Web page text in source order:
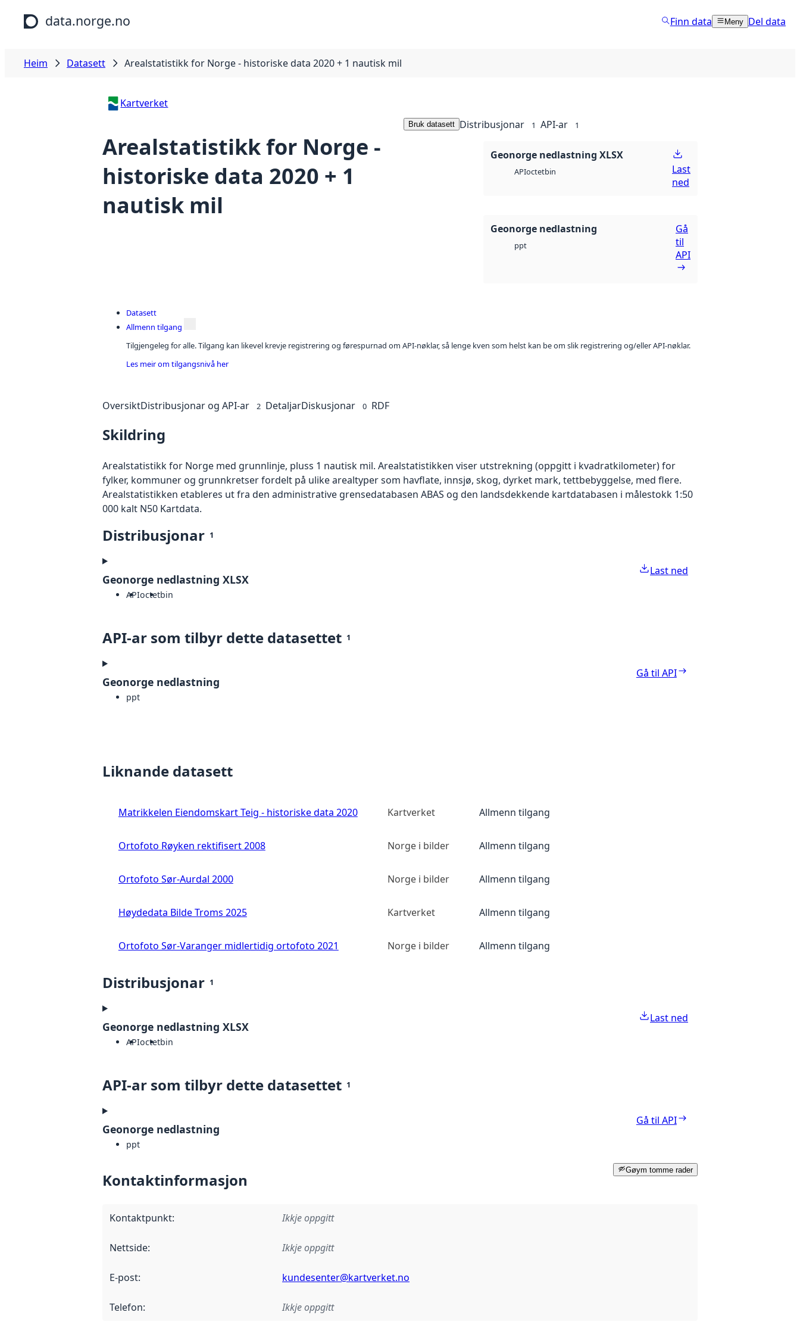
Hopp til hovudinnhald
data.norge.no Finn data Meny Del data
Heim Datasett Arealstatistikk for Norge - historiske data 2020 + 1 nautisk mil
Kartverket
Arealstatistikk for Norge -
historiske data 2020 + 1
nautisk mil
Bruk datasett Distribusjonar 1 API-ar 1
Geonorge nedlastning XLSX
APIoctetbin
Last
ned
Geonorge nedlastning
ppt
Gå
til
API
Datasett
Allmenn tilgang
Tilgjengeleg for alle. Tilgang kan likevel krevje registrering og førespurnad om API-nøklar, så lenge kven som helst kan be om slik registrering og/eller API-nøklar.
Les meir om tilgangsnivå her
OversiktDistribusjonar og API-ar 2 DetaljarDiskusjonar 0 RDF
Skildring
Arealstatistikk for Norge med grunnlinje, pluss 1 nautisk mil. Arealstatistikken viser utstrekning (oppgitt i kvadratkilometer) for
fylker, kommuner og grunnkretser fordelt på ulike arealtyper som havflate, innsjø, skog, dyrket mark, tettbebyggelse, med flere.
Arealstatistikken etableres ut fra den administrative grensedatabasen ABAS og den landsdekkende kartdatabasen i målestokk 1:50
000 kalt N50 Kartdata.
Distribusjonar 1
Geonorge nedlastning XLSX
APIoctetbin
Last ned
API-ar som tilbyr dette datasettet 1
Geonorge nedlastning
ppt
Gå til API
Liknande datasett
Matrikkelen Eiendomskart Teig - historiske data 2020 Kartverket Allmenn tilgang
Ortofoto Røyken rektifisert 2008 Norge i bilder Allmenn tilgang
Ortofoto Sør-Aurdal 2000 Norge i bilder Allmenn tilgang
Høydedata Bilde Troms 2025 Kartverket Allmenn tilgang
Ortofoto Sør-Varanger midlertidig ortofoto 2021 Norge i bilder Allmenn tilgang
Distribusjonar 1
Geonorge nedlastning XLSX
APIoctetbin
Last ned
API-ar som tilbyr dette datasettet 1
Geonorge nedlastning
ppt
Gå til API
Gøym tomme rader
Kontaktinformasjon
Kontaktpunkt: Ikkje oppgitt
Nettside: Ikkje oppgitt
E-post: kundesenter@kartverket.no
Telefon: Ikkje oppgitt